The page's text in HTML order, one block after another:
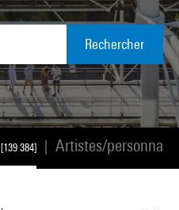
Rechercher
[139 384] Artistes/